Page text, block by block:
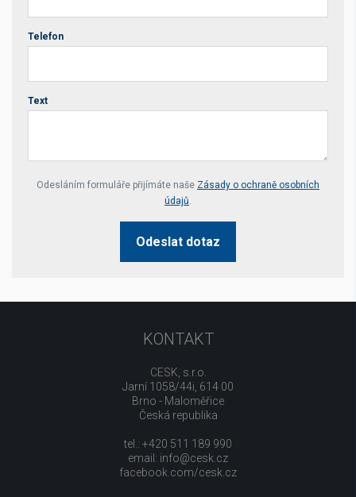
Telefon
Text
Your website *
Odesláním formuláře přijímáte naše Zásady o ochraně osobních
údajů.
Odeslat dotaz
KONTAKT
CESK, s.r.o.
Jarní 1058/44i, 614 00
Brno - Maloměřice
Česká republika
tel.: +420 511 189 990
email: info@cesk.cz
facebook.com/cesk.cz